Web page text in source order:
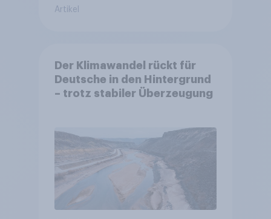
Artikel
Der Klimawandel rückt für
Deutsche in den Hintergrund
– trotz stabiler Überzeugung